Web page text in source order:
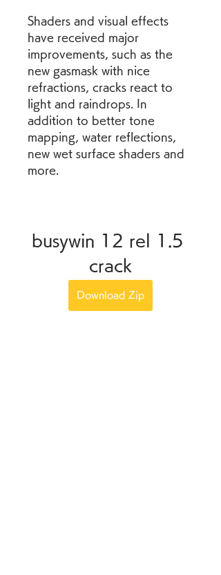
Shaders and visual effects
have received major
improvements, such as the
new gasmask with nice
refractions, cracks react to
light and raindrops. In
addition to better tone
mapping, water reflections,
new wet surface shaders and
more.
busywin 12 rel 1.5
crack
Download Zip